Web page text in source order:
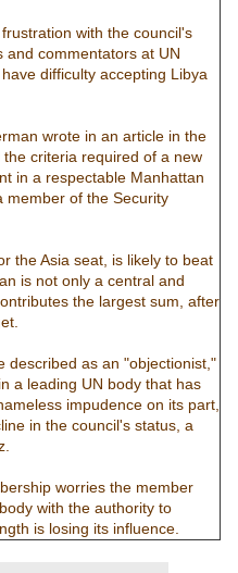
with the council's
and commentators at UN
difficulty accepting Libya
wrote in an article in the
criteria required of a new
in a respectable Manhattan
member of the Security
the Asia seat, is likely to beat
is not only a central and
the largest sum, after
described as an "objectionist,"
a leading UN body that has
impudence on its part,
in the council's status, a
worries the member
with the authority to
is losing its influence.